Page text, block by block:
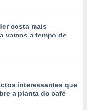
costa mais
vamos a tempo de
interessantes que
a planta do café